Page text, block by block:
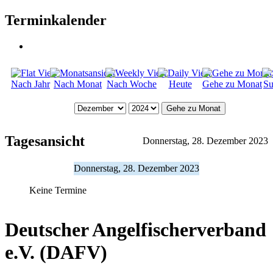
Terminkalender
Nach Jahr Nach Monat Nach Woche Heute Gehe zu Monat
Gehe zu Monat
Tagesansicht Donnerstag, 28. Dezember 2023
Donnerstag, 28. Dezember 2023
Keine Termine
Deutscher Angelfischerverband
e.V. (DAFV)